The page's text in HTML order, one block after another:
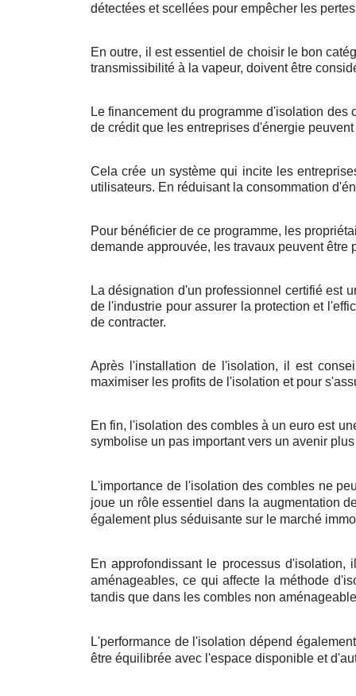
détectées et scellées pour empêcher les
En outre, il est essentiel de choisir le bon
transmissibilité à la vapeur, doivent être
Le financement du programme d'isolation
de crédit que les entreprises d'énergie
Cela crée un système qui incite les
utilisateurs. En réduisant la consommation
Pour bénéficier de ce programme, les
demande approuvée, les travaux peuvent être
La désignation d'un professionnel certifié est
de l'industrie pour assurer la protection et
de contracter.
Après l'installation de l'isolation, il est
maximiser les profits de l'isolation et pour
En fin, l'isolation des combles à un euro est
symbolise un pas important vers un avenir
L'importance de l'isolation des combles ne
joue un rôle essentiel dans la augmentation
également plus séduisante sur le marché
En approfondissant le processus
aménageables, ce qui affecte la méthode
tandis que dans les combles non
L'performance de l'isolation dépend
être équilibrée avec l'espace disponible et